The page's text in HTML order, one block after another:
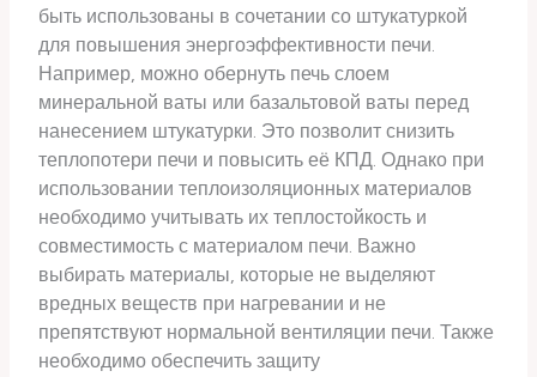
быть использованы в сочетании со штукатуркой
для повышения энергоэффективности печи.
Например, можно обернуть печь слоем
минеральной ваты или базальтовой ваты перед
нанесением штукатурки. Это позволит снизить
теплопотери печи и повысить её КПД. Однако при
использовании теплоизоляционных материалов
необходимо учитывать их теплостойкость и
совместимость с материалом печи. Важно
выбирать материалы, которые не выделяют
вредных веществ при нагревании и не
препятствуют нормальной вентиляции печи. Также
необходимо обеспечить защиту